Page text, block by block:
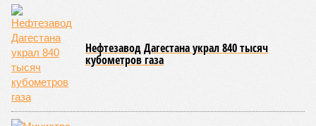
Приволжском – с 2,2 до 2,3 тысячи, а в Центральном – с 1,8
до 2 тысяч человек.
В то же время в Дальневосточном и Уральском
федеральных округах ведомство зафиксировало снижение
показателя – до 1,1 тысячи в каждом из этих
макрорегионов.